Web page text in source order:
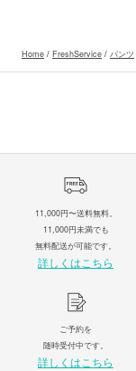
Home / FreshService / パンツ
11,000円〜送料無料。
11,000円未満でも
無料配送が可能です。
詳しくはこちら
ご予約を
随時受付中です。
詳しくはこちら